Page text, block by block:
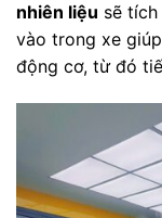
nhiên liệu sẽ
vào trong xe
động cơ, từ đó